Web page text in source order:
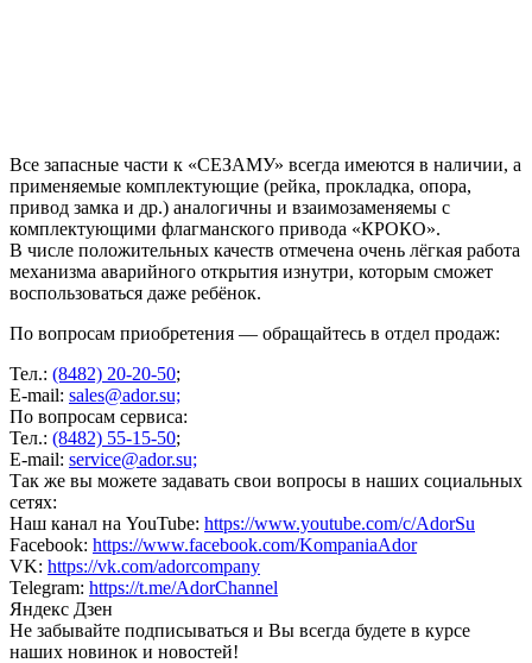
Все запасные части к «СЕЗАМУ» всегда имеются в наличии, а
применяемые комплектующие (рейка, прокладка, опора,
привод замка и др.) аналогичны и взаимозаменяемы с
комплектующими флагманского привода «КРОКО».
В числе положительных качеств отмечена очень лёгкая работа
механизма аварийного открытия изнутри, которым сможет
воспользоваться даже ребёнок.
По вопросам приобретения — обращайтесь в отдел продаж:
Тел.: (8482) 20-20-50;
E-mail: sales@ador.su;
По вопросам сервиса:
Тел.: (8482) 55-15-50;
E-mail: service@ador.su;
Так же вы можете задавать свои вопросы в наших социальных
сетях:
Наш канал на YouTube: https://www.youtube.com/c/AdorSu
Facebook: https://www.facebook.com/KompaniaAdor
VK: https://vk.com/adorcompany
Telegram: https://t.me/AdorChannel
Яндекс Дзен
Не забывайте подписываться и Вы всегда будете в курсе
наших новинок и новостей!